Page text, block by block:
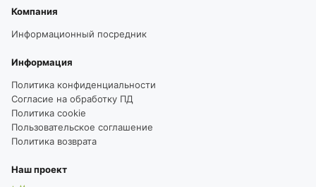
Компания
Информационный посредник
Информация
Политика конфиденциальности
Согласие на обработку ПД
Политика cookie
Пользовательское соглашение
Политика возврата
Наш проект